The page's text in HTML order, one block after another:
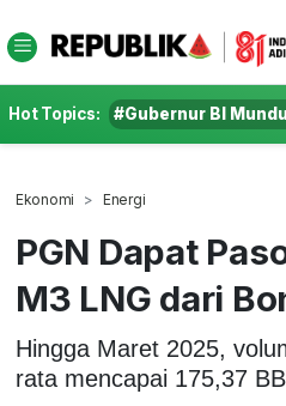
Hot Topics: #Gubernur BI
Ekonomi Energi
PGN Dapat
M3 LNG dari
Hingga Maret 2025,
rata mencapai 175,37